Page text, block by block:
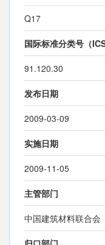
Q17
国际标准分类号（ICS
91.120.30
发布日期
2009-03-09
实施日期
2009-11-05
主管部门
中国建筑材料联合会